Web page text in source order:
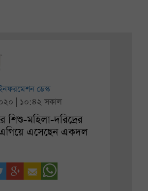
ডেস্ক
| ১০:৪২ সকাল
শিশু-মহিলা-দরিদ্রের
এসেছেন একদল